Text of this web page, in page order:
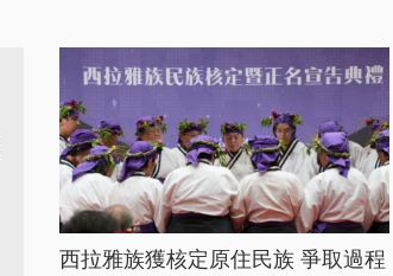
西拉雅族獲核定原住民族 爭取過程